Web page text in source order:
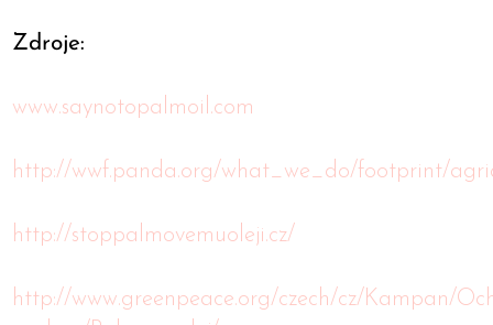
Zdroje:
www.saynotopalmoil.com
http://wwf.panda.org/what_we_do/footprint/
http://stoppalmovemuoleji.cz/
http://www.greenpeace.org/czech/cz/Kampan/